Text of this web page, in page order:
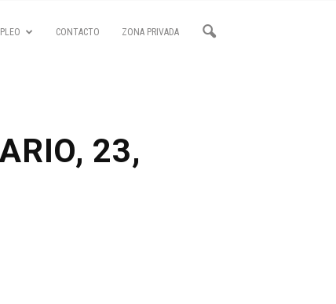
CONTACTO ZONA PRIVADA
23,